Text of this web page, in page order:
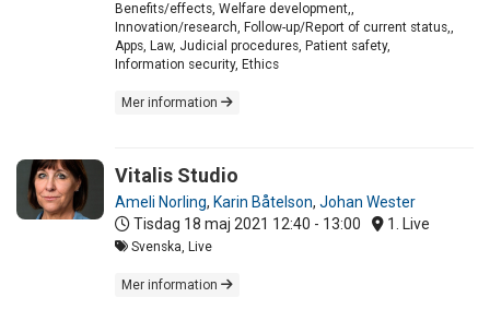
Benefits/effects, Welfare development,,
Innovation/research, Follow-up/Report of current status,,
Apps, Law, Judicial procedures, Patient safety,
Information security, Ethics
Mer information
Vitalis Studio
Ameli Norling, Karin Båtelson, Johan Wester
Tisdag 18 maj 2021 12:40 - 13:00 1. Live
Svenska, Live
Mer information